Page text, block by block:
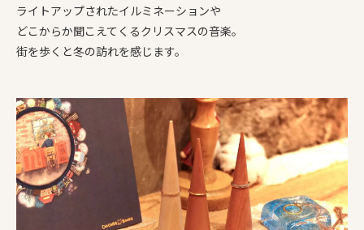
ライトアップされたイルミネーションや
どこからか聞こえてくるクリスマスの音楽。
街を歩くと冬の訪れを感じます。